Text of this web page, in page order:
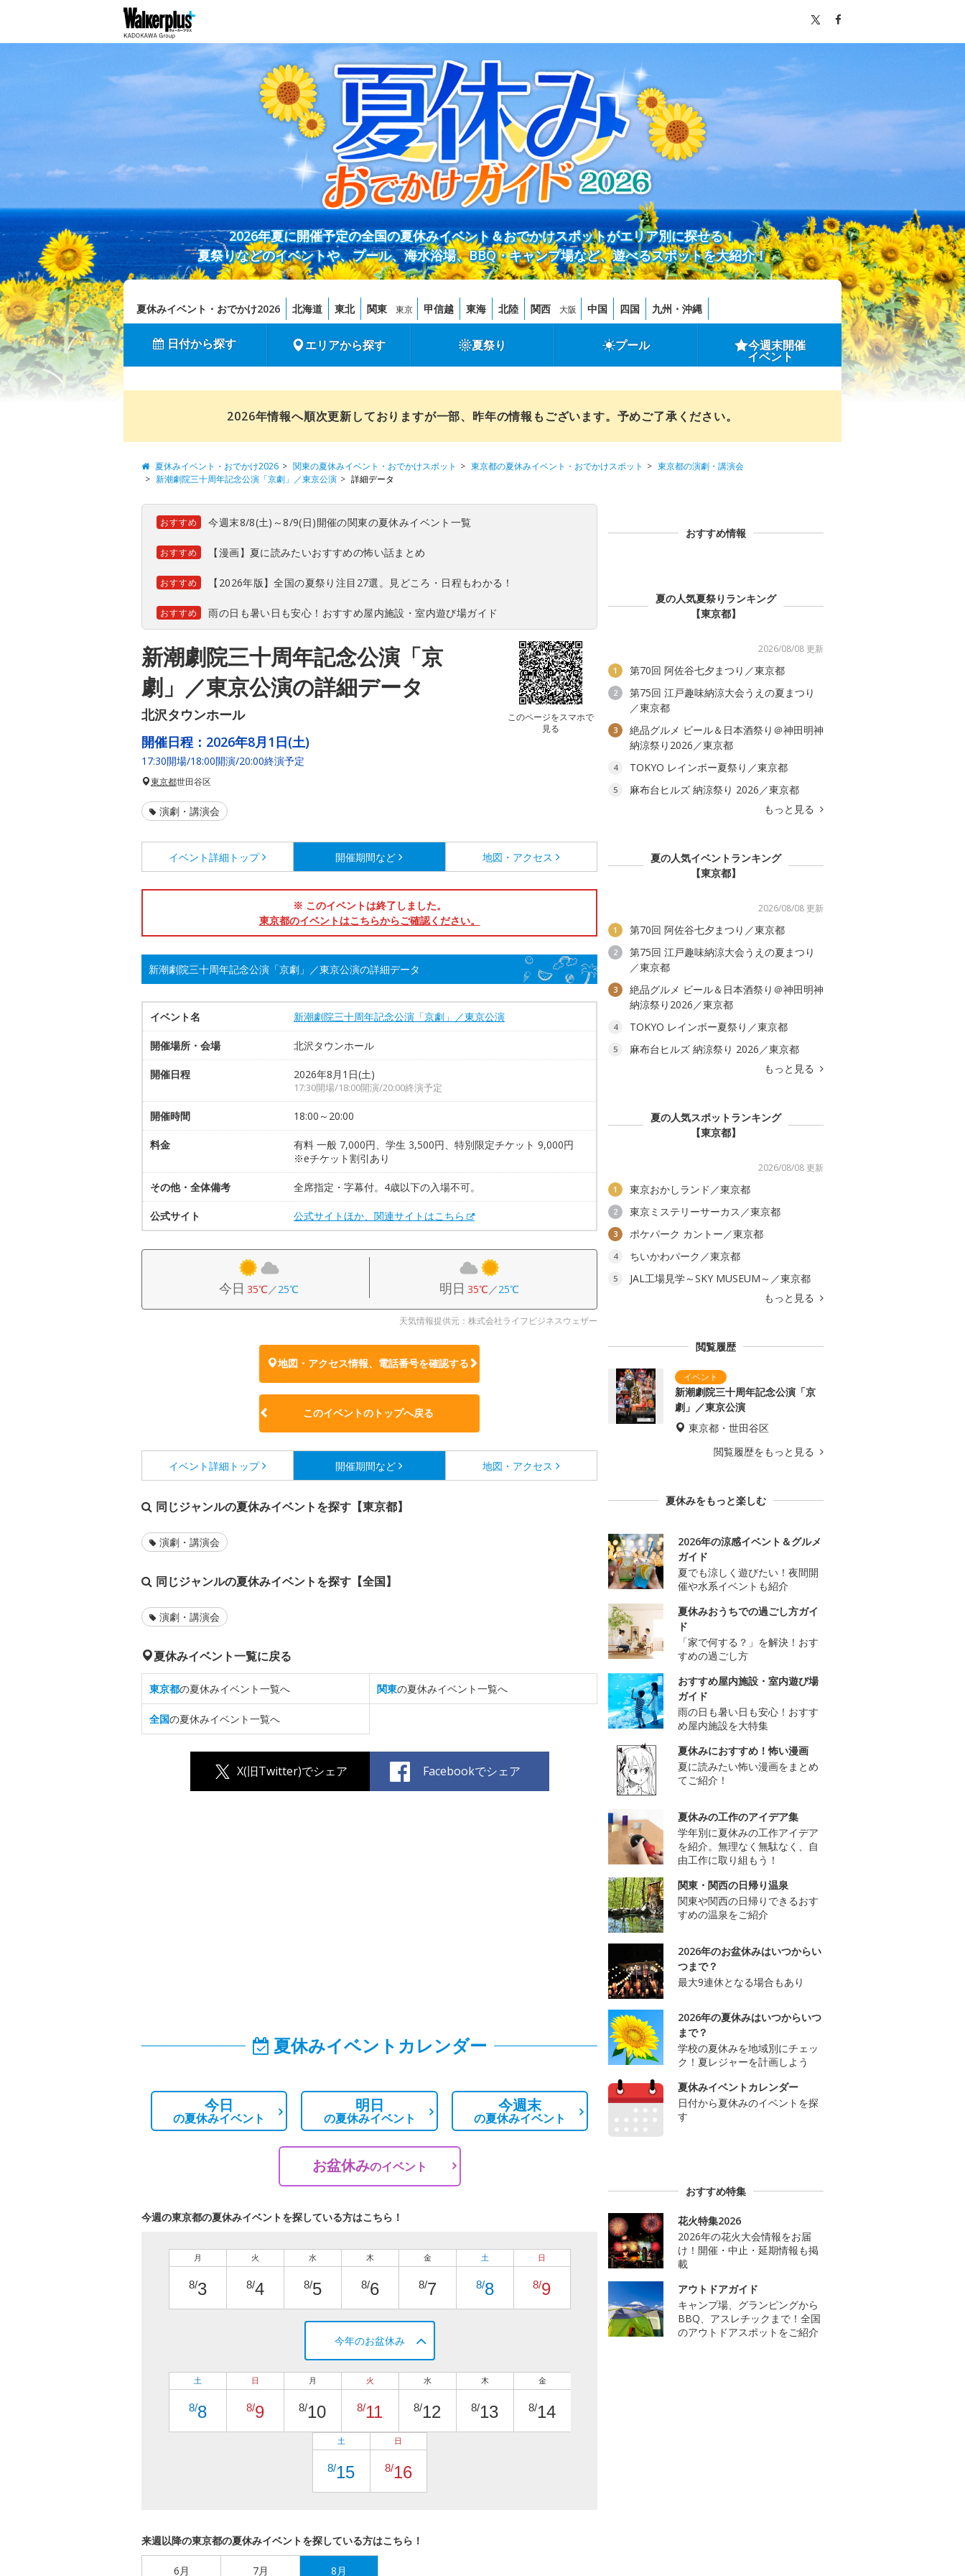
2026年夏に開催予定の全国の夏休みイベント＆おでかけスポットがエリア別に探せる！
夏祭りなどのイベントや、プール、海水浴場、BBQ・キャンプ場など、遊べるスポットを大紹介！
夏休みイベント・おでかけ2026 北海道 東北 関東 東京 甲信越 東海 北陸 関西 大阪 中国 四国 九州・沖縄
日付から探す エリアから探す 夏祭り プール 今週末開催
イベント
2026年情報へ順次更新しておりますが一部、昨年の情報もございます。予めご了承ください。
夏休みイベント・おでかけ2026 関東の夏休みイベント・おでかけスポット 東京都の夏休みイベント・おでかけスポット
東京都の演劇・講演会
新潮劇院三十周年記念公演「京劇」／東京公演
詳細データ
おすすめ 今週末8/8(土)～8/9(日)開催の関東の夏休みイベント一覧
おすすめ 【漫画】夏に読みたいおすすめの怖い話まとめ
おすすめ 【2026年版】全国の夏祭り注目27選。見どころ・日程もわかる！
おすすめ 雨の日も暑い日も安心！おすすめ屋内施設・室内遊び場ガイド
新潮劇院三十周年記念公演「京
劇」／東京公演の詳細データ
北沢タウンホール
このページをスマホで
見る
開催日程： 2026年8月1日(土)
17:30開場/18:00開演/20:00終演予定
東京都世田谷区
演劇・講演会
イベント詳細 トップ 開催期間など 地図・アクセス
※ このイベントは終了しました。
東京都のイベントはこちらからご確認ください。
新潮劇院三十周年記念公演「京劇」／東京公演の詳細データ
イベント名 新潮劇院三十周年記念公演「京劇」／東京公演
開催場所・会場 北沢タウンホール
開催日程 2026年8月1日(土)
17:30開場/18:00開演/20:00終演予定
開催時間 18:00～20:00
料金
有料 一般 7,000円、学生 3,500円、特別限定チケット 9,000円
※eチケット割引あり
その他・全体備考 全席指定・字幕付。4歳以下の入場不可。
公式サイト 公式サイトほか、関連サイトはこちら
今日 35℃／25℃ 明日 35℃／25℃
天気情報提供元：株式会社ライフビジネスウェザー
地図・アクセス情報、電話番号を確認する
このイベントのトップへ戻る
イベント詳細 トップ 開催期間など 地図・アクセス
同じジャンルの夏休みイベントを探す【東京都】
演劇・講演会
同じジャンルの夏休みイベントを探す【全国】
演劇・講演会
夏休みイベント一覧に戻る
東京都の夏休みイベント一覧へ 関東の夏休みイベント一覧へ
全国の夏休みイベント一覧へ
X(旧Twitter)でシェア Facebookでシェア
夏休みイベントカレンダー
今日
の夏休みイベント
明日
の夏休みイベント
今週末
の夏休みイベント
お盆休みのイベント
今週の東京都の夏休みイベントを探している方はこちら！
月
8/3
火
8/4
水
8/5
木
8/6
金
8/7
土
8/8
日
8/9
今年のお盆休み
土
8/8
日
8/9
月
8/10
火
8/11
水
8/12
木
8/13
金
8/14
土
8/15
日
8/16
来週以降の東京都の夏休みイベントを探している方はこちら！
6月 7月 8月
おすすめ情報
夏の人気夏祭りランキング
【東京都】
2026/08/08 更新
1 第70回 阿佐谷七夕まつり／東京都
2
第75回 江戸趣味納涼大会うえの夏まつり
／東京都
3
絶品グルメ ビール＆日本酒祭り＠神田明神
納涼祭り2026／東京都
4 TOKYO レインボー夏祭り／東京都
5
麻布台ヒルズ 納涼祭り 2026／東京都
もっと見る
夏の人気イベントランキング
【東京都】
2026/08/08 更新
1 第70回 阿佐谷七夕まつり／東京都
2
第75回 江戸趣味納涼大会うえの夏まつり
／東京都
3
絶品グルメ ビール＆日本酒祭り＠神田明神
納涼祭り2026／東京都
4 TOKYO レインボー夏祭り／東京都
5
麻布台ヒルズ 納涼祭り 2026／東京都
もっと見る
夏の人気スポットランキング
【東京都】
2026/08/08 更新
1 東京おかしランド／東京都
2 東京ミステリーサーカス／東京都
3 ポケパーク カントー／東京都
4 ちいかわパーク／東京都
5
JAL工場見学～SKY MUSEUM～／東京都
もっと見る
閲覧履歴
新潮劇院三十周年記念公演「京
劇」／東京公演
東京都・世田谷区
閲覧履歴をもっと見る
夏休みをもっと楽しむ
2026年の涼感イベント＆グルメ
ガイド
夏でも涼しく遊びたい！夜間開
催や水系イベントも紹介
夏休みおうちでの過ごし方ガイ
ド
「家で何する？」を解決！おす
すめの過ごし方
おすすめ屋内施設・室内遊び場
ガイド
雨の日も暑い日も安心！おすす
め屋内施設を大特集
夏休みにおすすめ！怖い漫画
夏に読みたい怖い漫画をまとめ
てご紹介！
夏休みの工作のアイデア集
学年別に夏休みの工作アイデア
を紹介。無理なく無駄なく、自
由工作に取り組もう！
関東・関西の日帰り温泉
関東や関西の日帰りできるおす
すめの温泉をご紹介
2026年のお盆休みはいつからい
つまで？
最大9連休となる場合もあり
2026年の夏休みはいつからいつ
まで？
学校の夏休みを地域別にチェッ
ク！夏レジャーを計画しよう
夏休みイベントカレンダー
日付から夏休みのイベントを探
す
おすすめ特集
花火特集2026
2026年の花火大会情報をお届
け！開催・中止・延期情報も掲
載
アウトドアガイド
キャンプ場、グランピングから
BBQ、アスレチックまで！全国
のアウトドアスポットをご紹介